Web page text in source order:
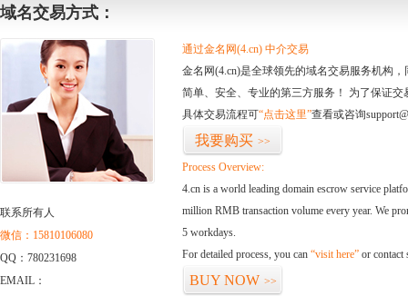
域名交易方式：
联系所有人
微信：15810106080
QQ：780231698
EMAIL：
通过金名网(4.cn) 中介交易
金名网(4.cn)是全球领先的域名交易服务机构
简单、安全、专业的第三方服务！ 为了保证
具体交易流程可“点击这里”查看或咨询
我要购买 >>
Process Overview:
4.cn is a world leading domain escrow service
million RMB transaction volume every year. We
5 workdays.
For detailed process, you can “visit here” or contact
BUY NOW >>